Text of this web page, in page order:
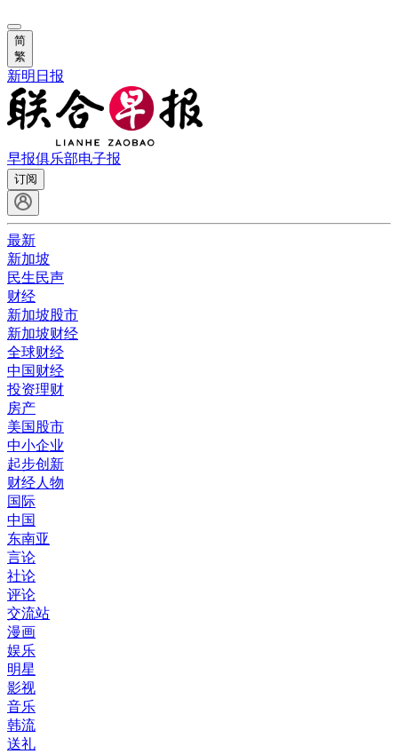
简
繁
新明日报
早报俱乐部电子报
订阅
最新
新加坡
民生民声
财经
新加坡股市
新加坡财经
全球财经
中国财经
投资理财
房产
美国股市
中小企业
起步创新
财经人物
国际
中国
东南亚
言论
社论
评论
交流站
漫画
娱乐
明星
影视
音乐
韩流
送礼